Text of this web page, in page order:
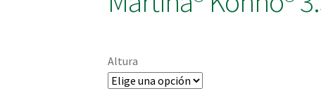
Altura